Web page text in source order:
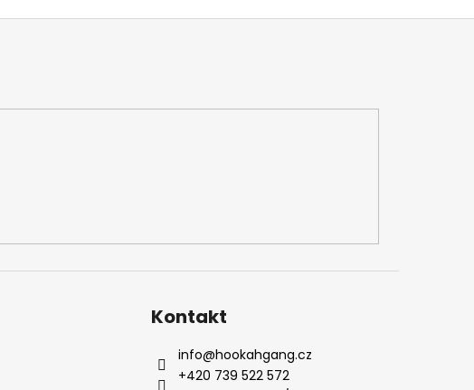
Kontakt
info@hookahgang.cz
+420 739 522 572